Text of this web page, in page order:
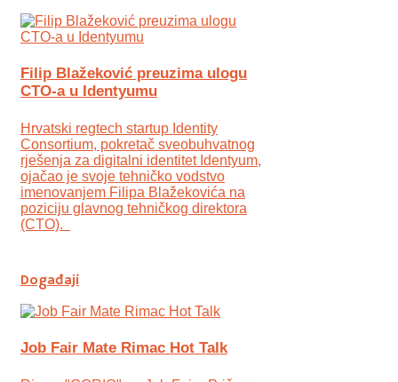
Filip Blažeković preuzima ulogu
CTO-a u Identyumu
Hrvatski regtech startup Identity
Consortium, pokretač sveobuhvatnog
rješenja za digitalni identitet Identyum,
ojаčao je svoje tehničko vodstvo
imenovanjem Filipa Blažekovića na
poziciju glavnog tehničkog direktora
(CTO).
Događaji
Job Fair Mate Rimac Hot Talk